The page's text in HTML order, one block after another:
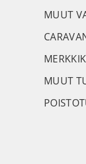
MUUT
MUUT